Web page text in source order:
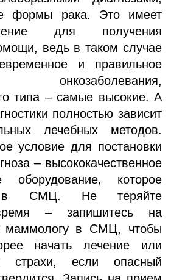
формы рака. Это имеет
для получения
ведь в таком случае
и правильное
онкозаболевания,
типа – самые высокие. А
полностью зависит
лечебных методов.
условие для постановки
– высококачественное
оборудование, которое
в СМЦ. Не теряйте
– запишитесь на
маммологу в СМЦ, чтобы
начать лечение или
страхи, если опасный